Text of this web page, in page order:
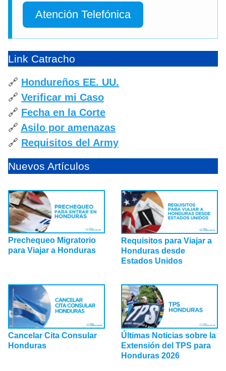
Atención Telefónica
Link Catracho
🔗 Hondureños EE. UU.
🔗 Verificar mi Caso
🔗 Fecha en la Corte
🔗 Asilo por amenazas
🔗 Requisitos del Army
Nuevos Artículos
Prechequeo Migratorio
para Viajar a Honduras
Requisitos para Viajar a
Honduras desde
Estados Unidos
Cancelar Cita Consular
Honduras
Últimas Noticias sobre la
Extensión del TPS para
Honduras 2026